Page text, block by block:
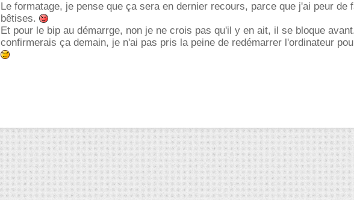
Le formatage, je pense que ça sera en dernier recours, parce que j'ai peur de
bêtises.
Et pour le bip au démarrge, non je ne crois pas qu'il y en ait, il se bloque
confirmerais ça demain, je n'ai pas pris la peine de redémarrer l'ordinateur